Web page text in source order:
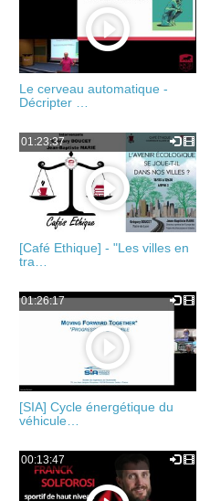
Le cerveau automatique -
Décripter …
01:23:37
[Café Ethique] - "Les villes en
tra…
01:26:17
[SIA] Cycle énergétique du
véhicule…
00:13:47